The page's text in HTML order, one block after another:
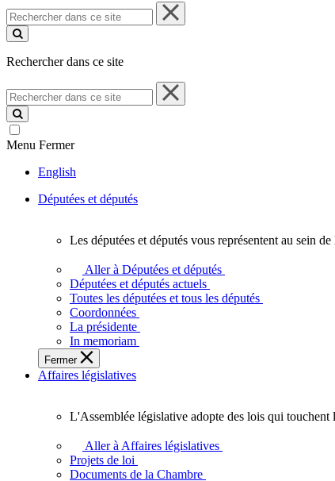
Rechercher
dans
ce
Rechercher dans ce site
Rechercher
dans
ce
site
Menu Fermer
English
Députées et députés
députées
députés
vous
représentent
sein
de
l'Assemblée
l'Ontario.
Les députées et députés vous représentent au sein
Aller à Députées et députés
Députées et députés actuels
Toutes les députées et tous les députés
Coordonnées
La présidente
In memoriam
Fermer
Affaires législatives
législative
adopte
L'Assemblée législative adopte des lois qui touchent
Aller à Affaires législatives
Projets de loi
Documents de la Chambre